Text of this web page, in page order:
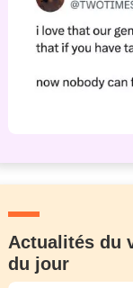
Actualités du
du jour